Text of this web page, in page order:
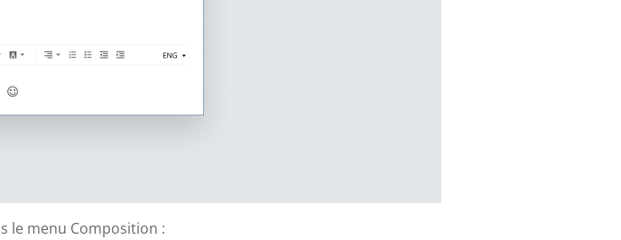
le menu Composition :